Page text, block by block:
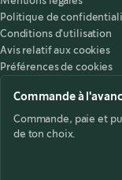
Politique de
Conditions d'utilisation
Avis relatif aux cookies
Préférences de cookies
Commande à
Commande, paie et
de ton choix.